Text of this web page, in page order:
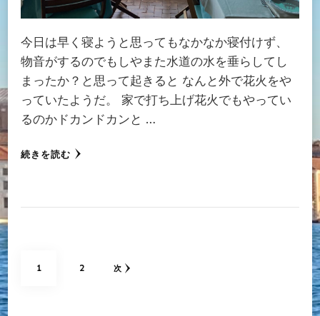
今日は早く寝ようと思ってもなかなか寝付けず、
物音がするのでもしやまた水道の水を垂らしてし
まったか？と思って起きると なんと外で花火をや
っていたようだ。 家で打ち上げ花火でもやってい
るのかドカンドカンと …
続きを読む
投固1 固
2 次